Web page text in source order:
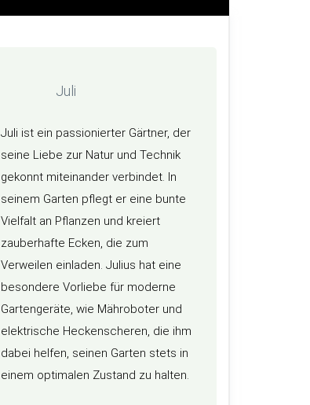
Juli
Juli ist ein passionierter Gärtner, der
seine Liebe zur Natur und Technik
gekonnt miteinander verbindet. In
seinem Garten pflegt er eine bunte
Vielfalt an Pflanzen und kreiert
zauberhafte Ecken, die zum
Verweilen einladen. Julius hat eine
besondere Vorliebe für moderne
Gartengeräte, wie Mähroboter und
elektrische Heckenscheren, die ihm
dabei helfen, seinen Garten stets in
einem optimalen Zustand zu halten.